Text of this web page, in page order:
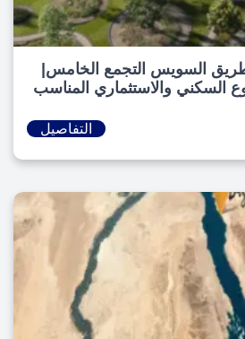
السويس التجمع الخامس|
السكني والاستثماري المناسب
التفاصيل